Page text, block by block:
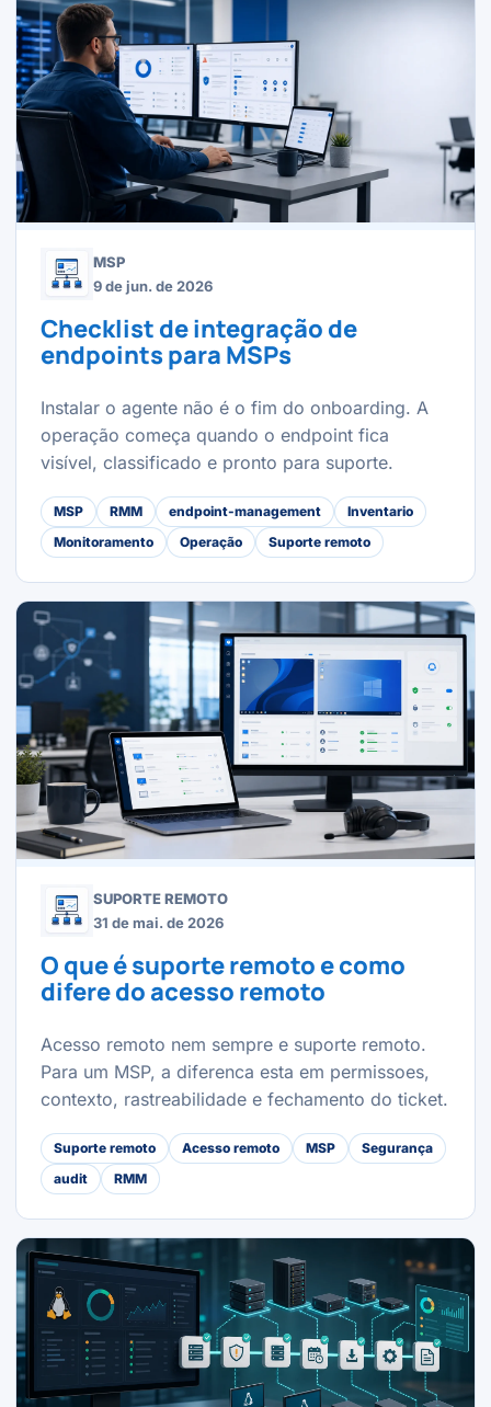
MSP
9 de jun. de 2026
Checklist de integração de
endpoints para MSPs
Instalar o agente não é o fim do onboarding. A
operação começa quando o endpoint fica
visível, classificado e pronto para suporte.
MSP RMM endpoint-management
Inventario
Monitoramento
Operação Suporte remoto
SUPORTE REMOTO
31 de mai. de 2026
O que é suporte remoto e como
difere do acesso remoto
Acesso remoto nem sempre e suporte remoto.
Para um MSP, a diferenca esta em permissoes,
contexto, rastreabilidade e fechamento do ticket.
Suporte remoto Acesso remoto MSP
Segurança
audit
RMM